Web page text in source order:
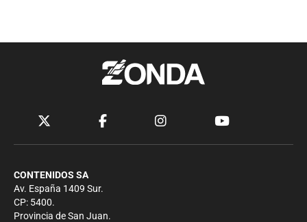
CONTENIDOS SA
Av. España 1409 Sur.
CP: 5400.
Provincia de San Juan.